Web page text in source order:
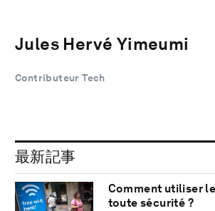
Jules Hervé Yimeumi
Contributeur Tech
最新記事
Comment utiliser
toute sécurité ?